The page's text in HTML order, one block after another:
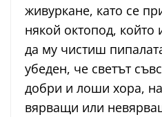
живуркане, като се
някой октопод, който
да му чистиш
убеден, че светът
добри и лоши хора,
вярващи или